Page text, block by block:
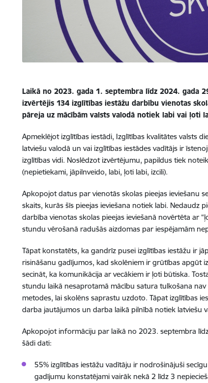
Laikā no 2023. gada 1. septembra līdz 2024. gada
izvērtējis 134 izglītības iestāžu darbību vienotas
pāreja uz mācībām valsts valodā notiek labi vai ļoti
Apmeklējot izglītības iestādi, Izglītības kvalitātes valsts
latviešu valodā un vai izglītības iestādes vadītājs ir
izglītības vidi. Noslēdzot izvērtējumu, papildus tiek
(nepietiekami, jāpilnveido, labi, ļoti labi, izcili).
Apkopojot datus par vienotās skolas pieejas ieviešanu
skaits, kurās šīs pieejas ieviešana notiek labi. Nedaudz
darbība vienotas skolas pieejas ieviešanā novērtēta ar
stundu vērošanā radušās aizdomas par iespējamām
Tāpat konstatēts, ka gandrīz pusei izglītības iestāžu ir
risināšanu gadījumos, kad skolēniem ir grūtības apgūt
secināt, ka komunikācija ar vecākiem ir ļoti būtiska.
stundu laikā nesaprotamā mācību satura tulkošana
metodes, lai skolēns saprastu uzdoto. Tāpat izglītības
darba jautājumos un darba laikā pilnībā notiek latviešu
Apkopojot informāciju par laikā no 2023. septembra
šādi dati:
55% izglītības iestāžu vadītāju ir nodrošinājuši
gadījumu konstatējami vairāk nekā 2 līdz 3